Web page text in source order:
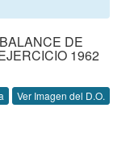
DE
1962
Ver Imagen del D.O.